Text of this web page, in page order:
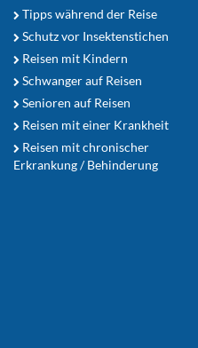
Tipps während der Reise
Schutz vor Insektenstichen
Reisen mit Kindern
Schwanger auf Reisen
Senioren auf Reisen
Reisen mit einer Krankheit
Reisen mit chronischer
Erkrankung / Behinderung